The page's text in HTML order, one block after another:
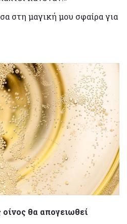
στη μαγική μου σφαίρα για
θα απογειωθεί